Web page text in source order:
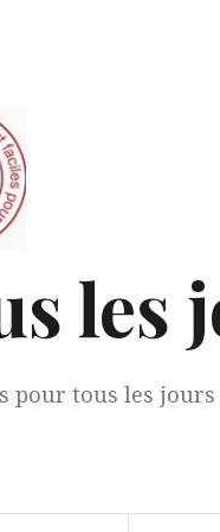
les
pour tous les jours